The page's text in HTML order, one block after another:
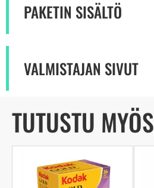
PAKETIN SISÄLTÖ
VALMISTAJAN SIVUT
TUTUSTU MYÖS